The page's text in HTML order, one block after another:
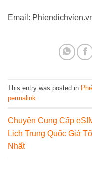
Email:
This entry was posted in
permalink
Chuyên Cung Cấp
Lịch Trung Quốc Giá
Nhất